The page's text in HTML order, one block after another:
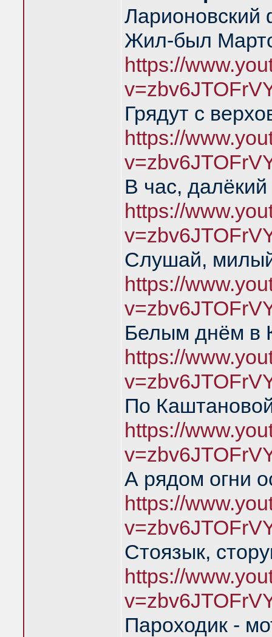
Ларионовский
Жил-был
https://
Грядут с
https://
В час, далёкий
https://
Слушай,
https://
Белым днём в
https://
По
https://
А рядом огни
https://
Стоязык,
https://
Пароходик -